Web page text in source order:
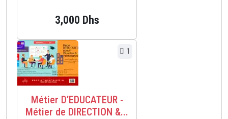
3,000 Dhs
1
Métier D’EDUCATEUR -
Métier de DIRECTION &...